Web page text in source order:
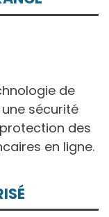
de
sécurité
des
en ligne.